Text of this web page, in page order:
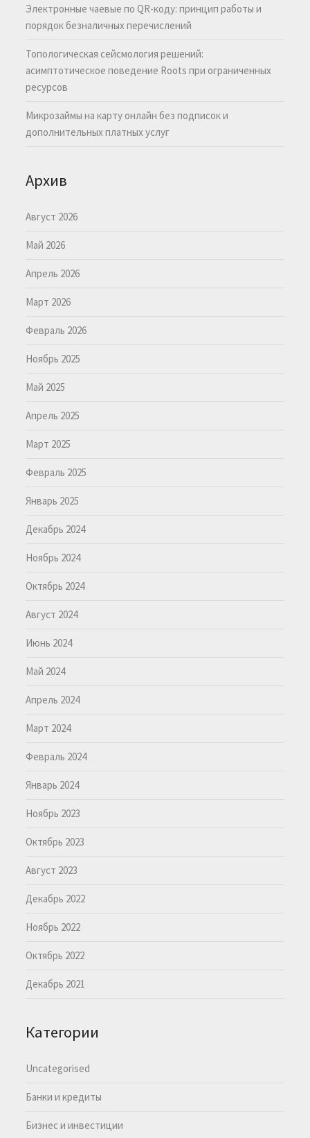
Электронные чаевые по QR-коду: принцип работы и
порядок безналичных перечислений
Топологическая сейсмология решений:
асимптотическое поведение Roots при ограниченных
ресурсов
Микрозаймы на карту онлайн без подписок и
дополнительных платных услуг
Архив
Август 2026
Май 2026
Апрель 2026
Март 2026
Февраль 2026
Ноябрь 2025
Май 2025
Апрель 2025
Март 2025
Февраль 2025
Январь 2025
Декабрь 2024
Ноябрь 2024
Октябрь 2024
Август 2024
Июнь 2024
Май 2024
Апрель 2024
Март 2024
Февраль 2024
Январь 2024
Ноябрь 2023
Октябрь 2023
Август 2023
Декабрь 2022
Ноябрь 2022
Октябрь 2022
Декабрь 2021
Категории
Uncategorised
Банки и кредиты
Бизнес и инвестиции